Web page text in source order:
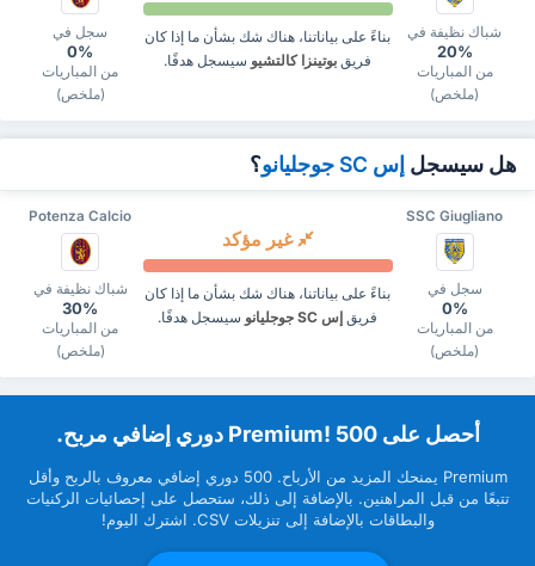
سجل في
0%
من المباريات
(ملخص)
بناءً على بياناتنا، هناك شك بشأن ما إذا كان
فريق بوتينزا كالتشيو سيسجل هدفًا.
شباك نظيفة في
20%
من المباريات
(ملخص)
هل سيسجل إس SC جوجليانو ؟
Potenza Calcio SSC Giugliano
شباك نظيفة في
30%
من المباريات
(ملخص)
غير مؤكد
بناءً على بياناتنا، هناك شك بشأن ما إذا كان
فريق إس SC جوجليانو سيسجل هدفًا.
سجل في
0%
من المباريات
(ملخص)
‏أحصل على Premium! 500 دوري إضافي مربح.
Premium ‏يمنحك المزيد من ‏الأرباح. 500 دوري إضافي معروف بالربح وأقل
تتبعًا من قبل ‏المراهنين. بالإضافة إلى ذلك، ستحصل على إحصائيات الركنيات
والبطاقات بالإضافة إلى تنزيلات CSV. اشترك اليوم!